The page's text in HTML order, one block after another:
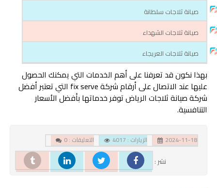
صيانة ثلاجات سلطانة
صيانة ثلاجات الشهداء
صيانة ثلاجات العريجاء
بهذا نكون قد تعرفنا على أهم الخدمات التي يمكنك الحصول
عليها عند الاتصال على أرقام شركة fix serve التي تعتبر أفضل
شركة صيانة ثلاجات الرياض توفر خدماتها بأفضل الأسعار
التنافسية.
2024-11-18 الزيارات : 4017 التعليقات : 0
نشر :